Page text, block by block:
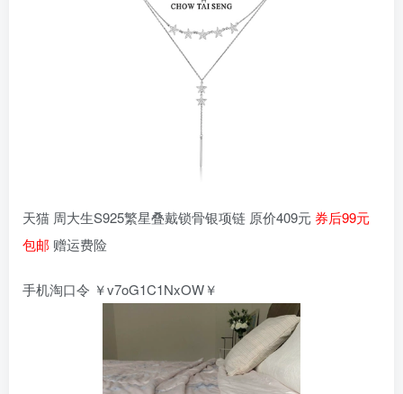
天猫 周大生S925繁星叠戴锁骨银项链 原价409元 券后99元
包邮 赠运费险
手机淘口令 ￥v7oG1C1NxOW￥